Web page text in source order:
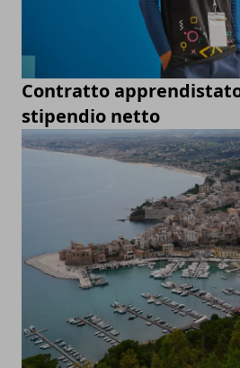
Contratto
stipendio netto